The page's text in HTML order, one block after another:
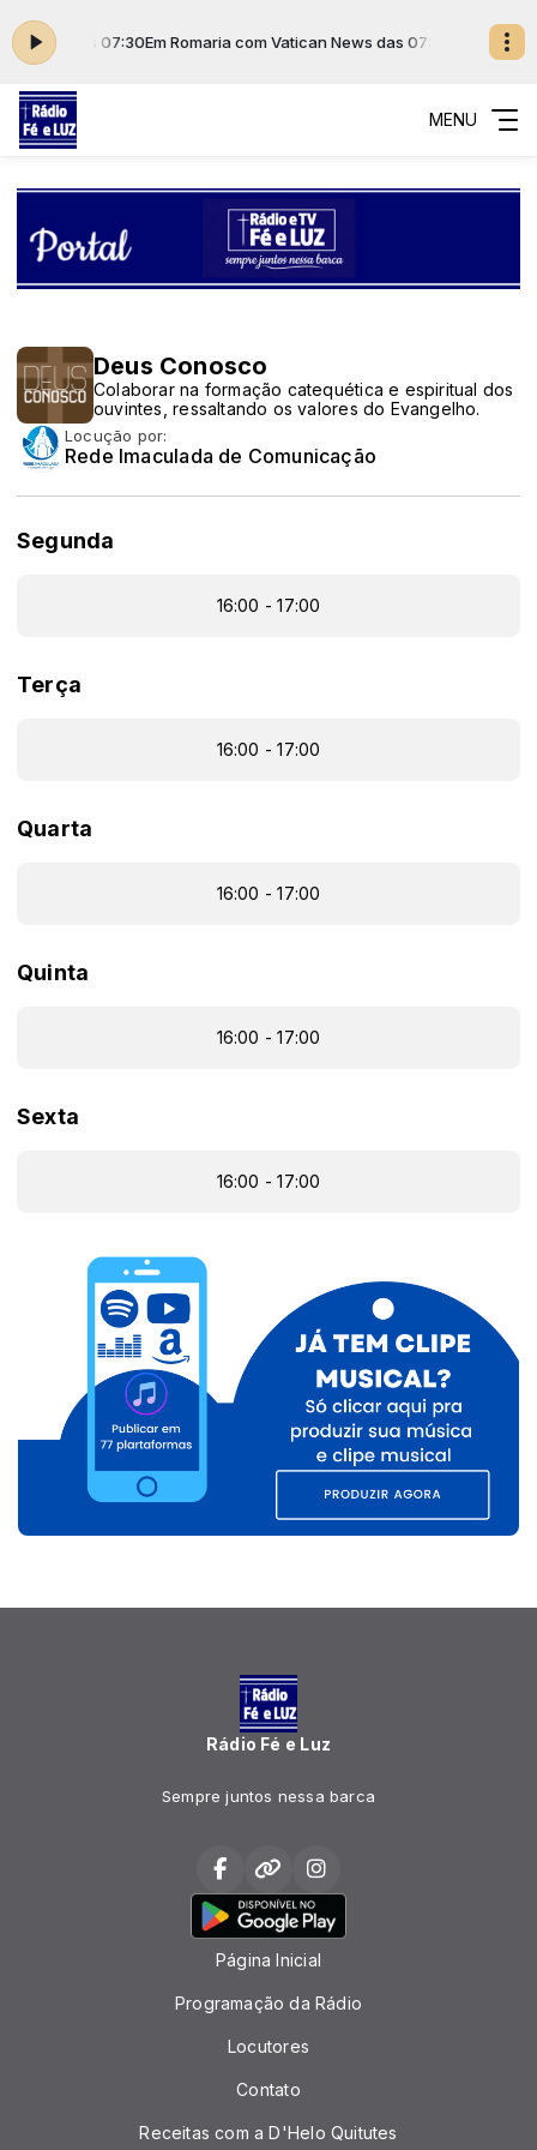
07:00 às 07:30Em Romaria com Vatican News das 07:00 às 07:30
MENU
Deus Conosco
Colaborar na formação catequética e espiritual dos
ouvintes, ressaltando os valores do Evangelho.
Locução por:
Rede Imaculada de Comunicação
Segunda
16:00 - 17:00
Terça
16:00 - 17:00
Quarta
16:00 - 17:00
Quinta
16:00 - 17:00
Sexta
16:00 - 17:00
Rádio Fé e Luz
Sempre juntos nessa barca
Página Inicial
Programação da Rádio
Locutores
Contato
Receitas com a D'Helo Quitutes